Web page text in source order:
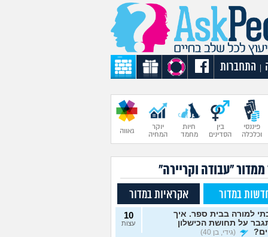
התחברות
פיננסי
וכלכלה
בין
הסדינים
חיות
מחמד
יוקר
המחיה
גאווה
ממדור "עבודה וקריירה"
במדור אקראיות במדור
למורה בבית ספר. איך
על תחושת הכישלון
(גידי, בן 40)
10
עצות